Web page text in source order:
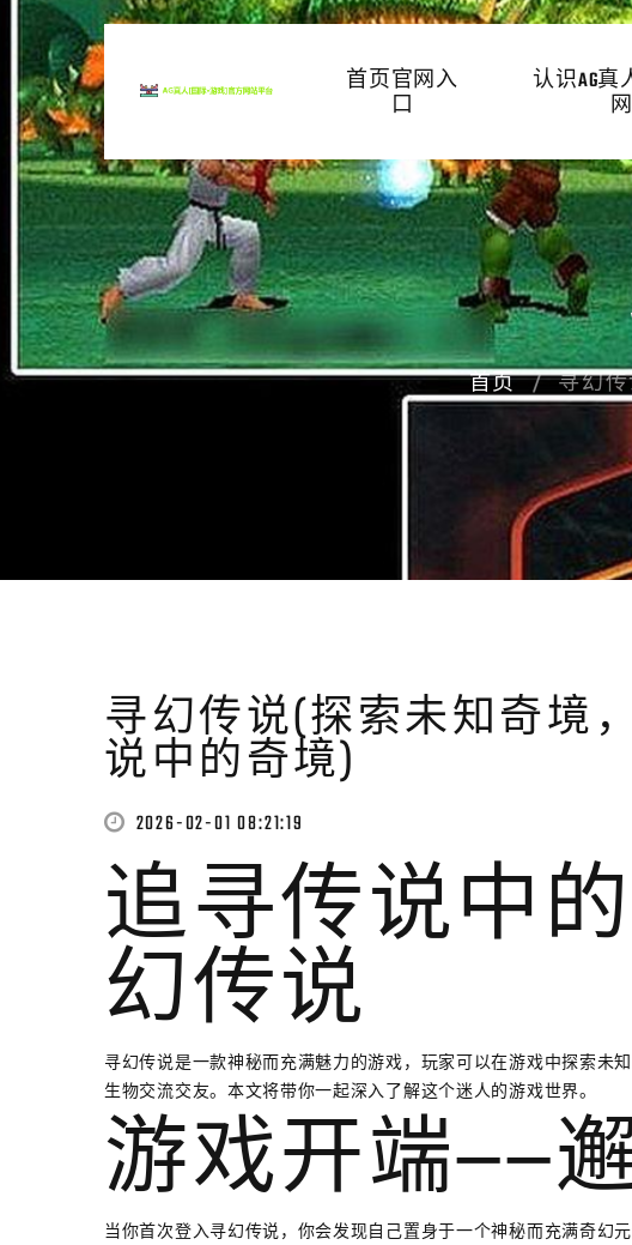
首页官网入
口
认识AG
网
首页 寻幻
寻幻传说(探索未知奇境
说中的奇境)
2026-02-01 08:21:19
追寻传说中
幻传说
寻幻传说是一款神秘而充满魅力的游戏，玩家可以在游戏中探索未
生物交流交友。本文将带你一起深入了解这个迷人的游戏世界。
游戏开端——
当你首次登入寻幻传说，你会发现自己置身于一个神秘而充满奇幻